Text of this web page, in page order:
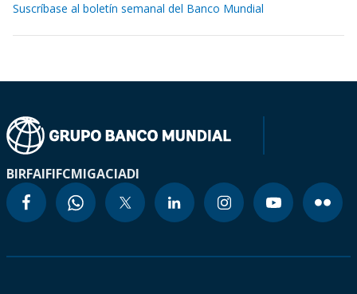
Suscríbase al boletín semanal del Banco Mundial
BIRFAIFIFCMIGACIADI